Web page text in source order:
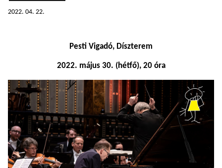
2022. 04. 22.
Pesti Vigadó, Díszterem
2022. május 30. (hétfő), 20 óra